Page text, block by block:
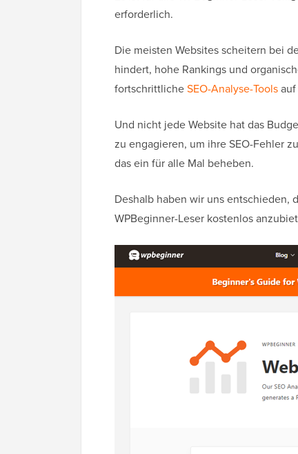
erforderlich.
Die meisten Websites scheitern bei
hindert, hohe Rankings und
fortschrittlicheSEO-Analyse-Tools
Und nicht jede Website hat das
zu engagieren, um ihre SEO-Fehler
das ein für alle Mal beheben.
Deshalb haben wir uns entschieden,
WPBeginner-Leser kostenlos